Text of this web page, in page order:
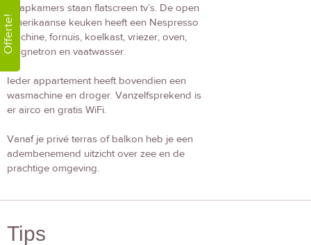
Offerte!
slaapkamers staan flatscreen tv’s. De open
Amerikaanse keuken heeft een Nespresso
machine, fornuis, koelkast, vriezer, oven,
magnetron en vaatwasser.
Ieder appartement heeft bovendien een
wasmachine en droger. Vanzelfsprekend is
er airco en gratis WiFi.
Vanaf je privé terras of balkon heb je een
adembenemend uitzicht over zee en de
prachtige omgeving.
Tips